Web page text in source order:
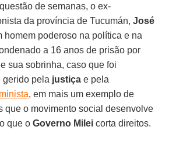
de semanas, o ex-
da província de Tucumán,José
homem poderoso na política e na
a 16 anos de prisão por
sua sobrinha, caso que foi
gerido pela justiça e pela
, em mais um exemplo de
que o movimento social desenvolve
que oGoverno Mileicorta direitos.